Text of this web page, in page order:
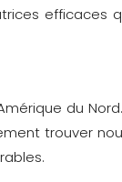
efficaces
du
trouver